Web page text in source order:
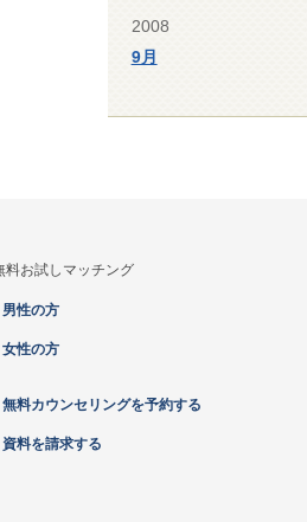
2008
9月
料お試しマッチング
男性の方
女性の方
無料カウンセリングを予約する
資料を請求する